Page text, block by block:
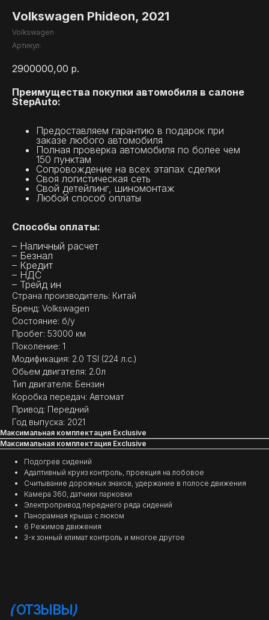
Volkswagen Phideon, 2021
Volkswagen
Артикул:
2900000,00 р.
Преимущества покупки автомобиля в салоне
StepAuto:
Предоставляем гарантию в подарок при
заказе любого автомобиля
Полная проверка автомобиля по более чем
150 пунктам
Сопровождение на всех этапах сделки
Своя логистическая сеть
Свой детейлинг, шиномонтаж
Любой способ оплаты
Способы оплаты:
– Наличный расчет
– Безнал
– Кредит
– НДС
– Трейд ин
Страна производитель: Китай
Бренд: Volkswagen
Состояние: б/у
Пробег: 53000 км
Поколение: 1
Модификация: 2.0 TSI (224 л.с.)
Обьем двигателя: 2.0л
Тип двигателя: Бензин
Коробка передач: Автомат
Привод: Передний
Год выпуска: 2021
Максимальная комплектация Exclusive
Максимальная комплектация Exclusive
Подогрев сидений
Адаптивный круиз контроль, проекция на лобовое
Считывание дорожных знаков, удержание в полосе движения
Камера 360, датчики парковки
Электропривод переднего ряда сидений
Панорамная крыша с люком
6 Режимов движения
3-х зонный климат контроль и многое другое
МНЕНИЕ ДОВОЛЬНЫХ
КЛИЕНТОВ — ГЛАВНЫЙ
ПОКАЗАТЕЛЬ КАЧЕСТВА
НАШЕЙ РАБОТЫ
ОТЗЫВЫ)